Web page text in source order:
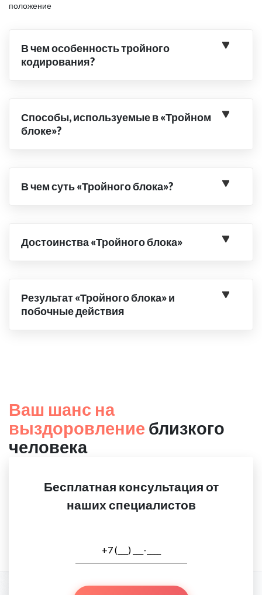
положение
В чем особенность тройного
кодирования?
Способы, используемые в «Тройном
блоке»?
В чем суть «Тройного блока»?
Достоинства «Тройного блока»
Результат «Тройного блока» и
побочные действия
Ваш шанс на
выздоровление близкого
человека
Бесплатная консультация от
наших специалистов